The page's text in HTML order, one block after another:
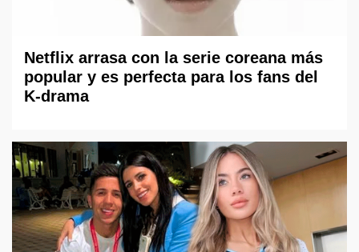
Netflix arrasa con la serie coreana más
popular y es perfecta para los fans del
K-drama